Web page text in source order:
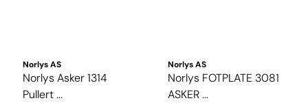
Norlys AS
Norlys Asker 1314
Pullert ...
Norlys AS
Norlys FOTPLATE 3081
ASKER ...